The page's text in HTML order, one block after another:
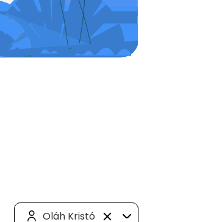
Oláh Kristóf Bálint (1)